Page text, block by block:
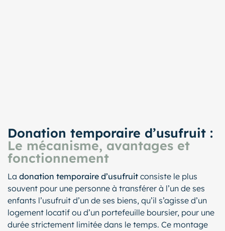
Donation temporaire d’usufruit :
Le mécanisme, avantages et
fonctionnement
La donation temporaire d’usufruit consiste le plus
souvent pour une personne à transférer à l’un de ses
enfants l’usufruit d’un de ses biens, qu’il s’agisse d’un
logement locatif ou d’un portefeuille boursier, pour une
durée strictement limitée dans le temps. Ce montage